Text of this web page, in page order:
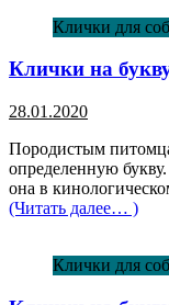
Клички для
Клички на
28.01.2020
Породистым
определенную букву.
она в
(Читать далее… )
Клички для